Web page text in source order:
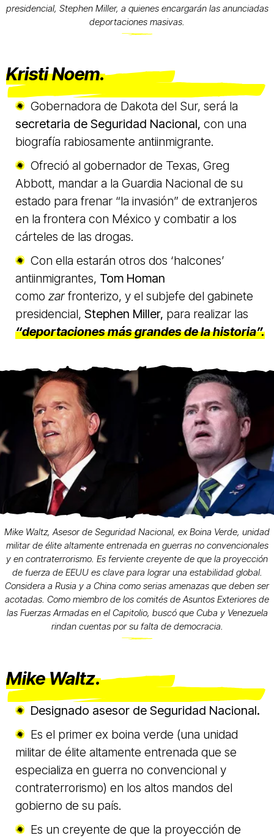
presidencial, Stephen Miller, a quienes encargarán las anunciadas
deportaciones masivas.
Kristi Noem.
Gobernadora de Dakota del Sur, será la
secretaria de Seguridad Nacional, con una
biografía rabiosamente antiinmigrante.
Ofreció al gobernador de Texas, Greg
Abbott, mandar a la Guardia Nacional de su
estado para frenar “la invasión” de extranjeros
en la frontera con México y combatir a los
cárteles de las drogas.
Con ella estarán otros dos ‘halcones’
antiinmigrantes, Tom Homan
como zarfronterizo, y el subjefe del gabinete
presidencial, Stephen Miller, para realizar las
“deportaciones más grandes de la historia”.
Mike Waltz, Asesor de Seguridad Nacional, ex Boina Verde, unidad
militar de élite altamente entrenada en guerras no convencionales
y en contraterrorismo. Es ferviente creyente de que la proyección
de fuerza de EEUU es clave para lograr una estabilidad global.
Considera a Rusia y a China como serias amenazas que deben ser
acotadas. Como miembro de los comités de Asuntos Exteriores de
las Fuerzas Armadas en el Capitolio, buscó que Cuba y Venezuela
rindan cuentas por su falta de democracia.
Mike Waltz.
Designado asesor de Seguridad Nacional.
Es el primer ex boina verde (una unidad
militar de élite altamente entrenada que se
especializa en guerra no convencional y
contraterrorismo) en los altos mandos del
gobierno de su país.
Es un creyente de que la proyección de